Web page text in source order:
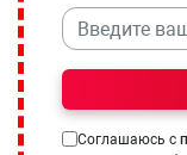
Соглашаюсь с